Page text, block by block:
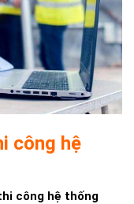
công hệ
công hệ thống